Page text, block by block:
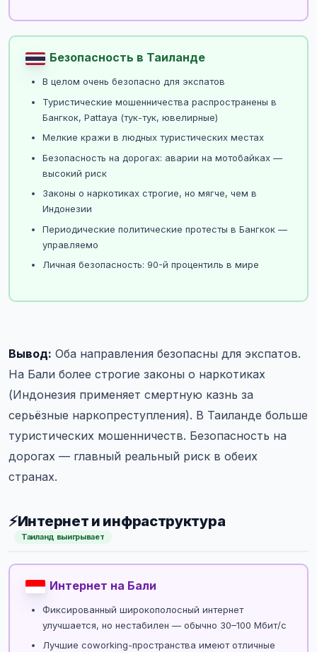
Безопасность в Таиланде
В целом очень безопасно для экспатов
Туристические мошенничества распространены в
Бангкок, Pattaya (тук-тук, ювелирные)
Мелкие кражи в людных туристических местах
Безопасность на дорогах: аварии на мотобайках —
высокий риск
Законы о наркотиках строгие, но мягче, чем в
Индонезии
Периодические политические протесты в Бангкок —
управляемо
Личная безопасность: 90-й процентиль в мире
Вывод: Оба направления безопасны для экспатов.
На Бали более строгие законы о наркотиках
(Индонезия применяет смертную казнь за
серьёзные наркопреступления). В Таиланде больше
туристических мошенничеств. Безопасность на
дорогах — главный реальный риск в обеих
странах.
⚡Интернет и инфраструктура
Таиланд выигрывает
Интернет на Бали
Фиксированный широкополосный интернет
улучшается, но нестабилен — обычно 30–100 Мбит/с
Лучшие coworking-пространства имеют отличные